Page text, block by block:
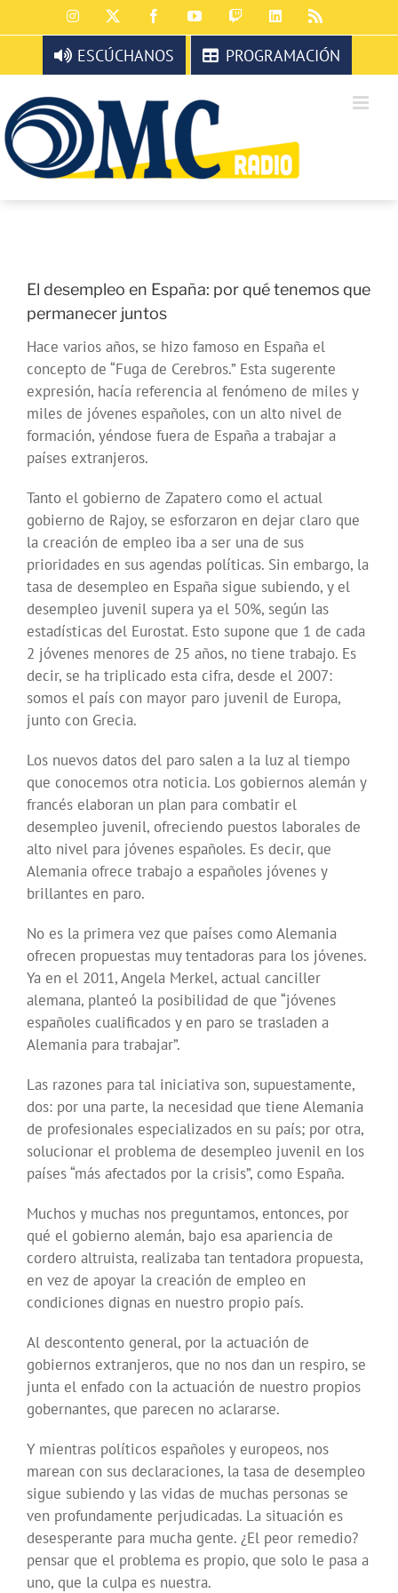
al
contenido
Instagram FacebookYouTubeTwitchLinkedIn
ESCÚCHANOS PROGRAMACIÓN
El desempleo en España: por qué tenemos que
permanecer juntos
Hace varios años, se hizo famoso en España el
concepto de “Fuga de Cerebros.” Esta sugerente
expresión, hacía referencia al fenómeno de miles y
miles de jóvenes españoles, con un alto nivel de
formación, yéndose fuera de España a trabajar a
países extranjeros.
Tanto el gobierno de Zapatero como el actual
gobierno de Rajoy, se esforzaron en dejar claro que
la creación de empleo iba a ser una de sus
prioridades en sus agendas políticas. Sin embargo, la
tasa de desempleo en España sigue subiendo, y el
desempleo juvenil supera ya el 50%, según las
estadísticas del Eurostat. Esto supone que 1 de cada
2 jóvenes menores de 25 años, no tiene trabajo. Es
decir, se ha triplicado esta cifra, desde el 2007:
somos el país con mayor paro juvenil de Europa,
junto con Grecia.
Los nuevos datos del paro salen a la luz al tiempo
que conocemos otra noticia. Los gobiernos alemán y
francés elaboran un plan para combatir el
desempleo juvenil, ofreciendo puestos laborales de
alto nivel para jóvenes españoles. Es decir, que
Alemania ofrece trabajo a españoles jóvenes y
brillantes en paro.
No es la primera vez que países como Alemania
ofrecen propuestas muy tentadoras para los jóvenes.
Ya en el 2011, Angela Merkel, actual canciller
alemana, planteó la posibilidad de que “jóvenes
españoles cualificados y en paro se trasladen a
Alemania para trabajar”.
Las razones para tal iniciativa son, supuestamente,
dos: por una parte, la necesidad que tiene Alemania
de profesionales especializados en su país; por otra,
solucionar el problema de desempleo juvenil en los
países “más afectados por la crisis”, como España.
Muchos y muchas nos preguntamos, entonces, por
qué el gobierno alemán, bajo esa apariencia de
cordero altruista, realizaba tan tentadora propuesta,
en vez de apoyar la creación de empleo en
condiciones dignas en nuestro propio país.
Al descontento general, por la actuación de
gobiernos extranjeros, que no nos dan un respiro, se
junta el enfado con la actuación de nuestro propios
gobernantes, que parecen no aclararse.
Y mientras políticos españoles y europeos, nos
marean con sus declaraciones, la tasa de desempleo
sigue subiendo y las vidas de muchas personas se
ven profundamente perjudicadas. La situación es
desesperante para mucha gente. ¿El peor remedio?
pensar que el problema es propio, que solo le pasa a
uno, que la culpa es nuestra.